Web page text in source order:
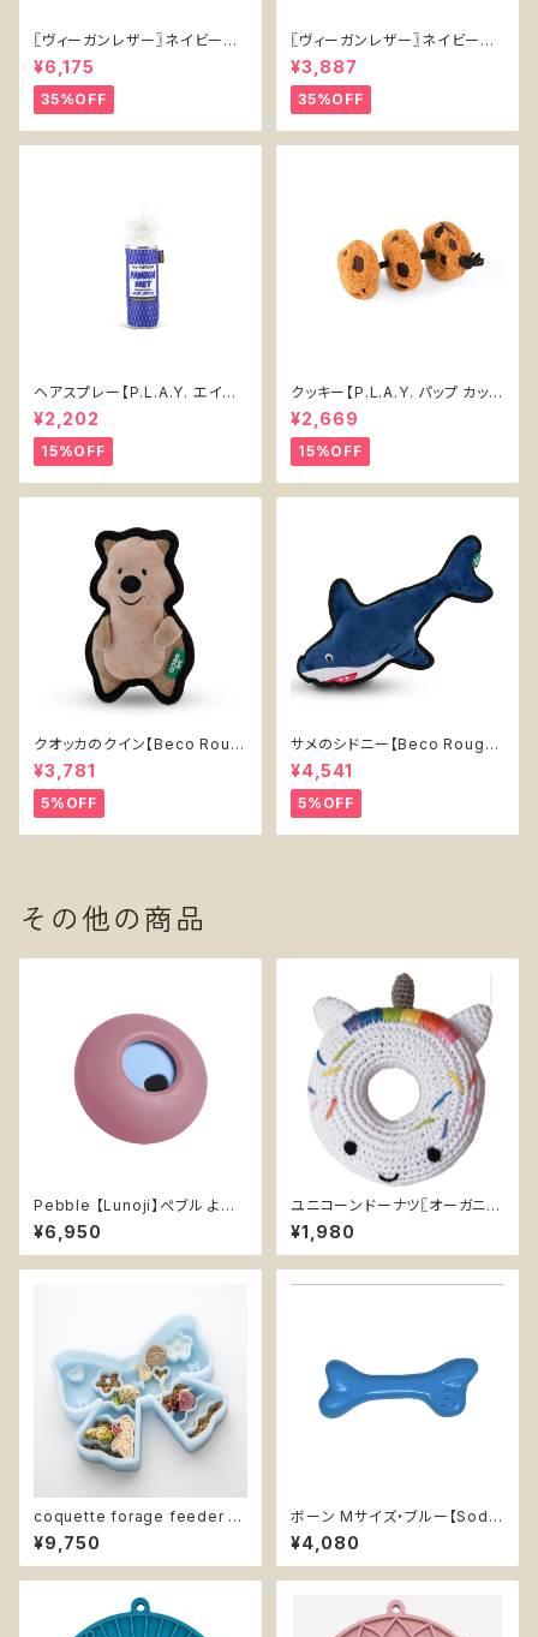
〖ヴィーガンレザー〗ネイビーハ
ーネス【Vegan Leather Navy
Harness】
¥6,175
35%OFF
〖ヴィーガンレザー〗ネイビーリ
ード【Vegan Leather Navy L
ead】
¥3,887
35%OFF
ヘアスプレー【P.L.A.Y. エイテ
ィーズ クラシック】犬用おもちゃ
Pawqua Net 【P.L.A.Y. 80s
Classics Collection】
¥2,202
15%OFF
クッキー【P.L.A.Y. パップ カップ
カフェ】犬用おもちゃ Cookies
n' Treats 【P.L.A.Y. Pup Cup
Cafe Collection】
¥2,669
15%OFF
クオッカのクイン【Beco Roug
h & Tough Recycled Plasti
c Quokka】
¥3,781
5%OFF
サメのシドニー【Beco Rough
& Tough Recycled Plastic
Shark】
¥4,541
5%OFF
その他の商品
Pebble 【Lunoji】ぺブル より
楽しい食事タイム 知育玩具 エ
ンリッチメント 早食い防止
¥6,950
ユニコーンドーナツ〖オーガニッ
クコットンニットユニコーンリン
グ〗小型犬用おもちゃ
¥1,980
coquette forage feeder -
polar blue -【Fury The Stor
e】リボン型 スローフィーダー
エンリッチメント 早食い防止ボ
ダー《ポーラーブルー》青
¥9,750
ボーン Mサイズ・ブルー【Soda
Pup】丈夫 カミカミ 持ってこい
高耐久 水に浮く 大型犬用噛む
おもちゃ ソダパップ PUP-X Ru
¥4,080